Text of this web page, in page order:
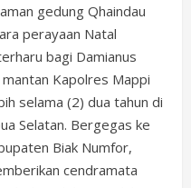
gedung Qhaindau
perayaan Natal
bagi Damianus
Kapolres Mappi
selama (2) dua tahun di
Selatan. Bergegas ke
Biak Numfor,
cendramata